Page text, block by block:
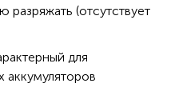
разряжать (отсутствует
для
аккумуляторов